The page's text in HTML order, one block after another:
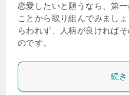
恋愛したいと願うなら、第
ことから取り組んでみまし
らわれず、人柄が良ければ
のです。
続